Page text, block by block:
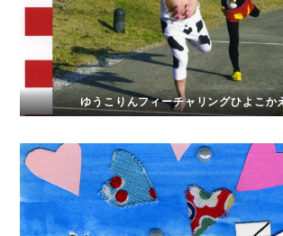
ゆうこりんフィーチャリングひよこか